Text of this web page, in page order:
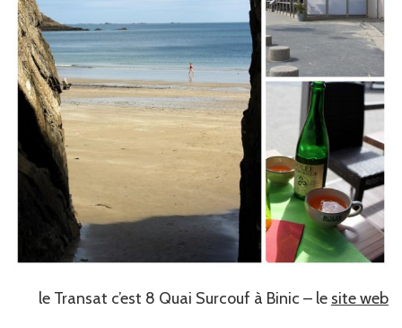
le Transat c’est 8 Quai Surcouf à Binic – le site web